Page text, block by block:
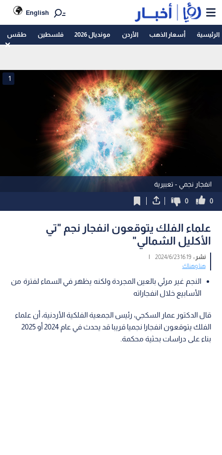
English
الرئيسية أسعار الذهب الأردن مونديال 2026 فلسطين طقس
انفجار نجمي - تعبيرية
1
0
0
علماء الفلك يتوقعون انفجار نجم "تي
الأكليل الشمالي"
نشر :16:19 2024/6/23
|
هنا وهناك
النجم غير مرئي بالعين المجردة ولكنه يظهر في السماء لفترة من
الأسابيع خلال انفجاراته
قال الدكتور عمار السكجي، رئيس الجمعية الفلكية الأردنية، أن علماء
الفلك يتوقعون انفجارا نجميا قريبا قد يحدث في عام 2024 أو 2025
بناء على دراسات بحثية محكمة.